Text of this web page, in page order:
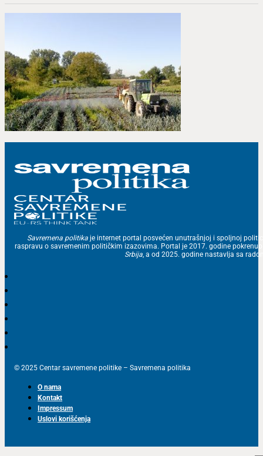
Savremena politika je internet portal posvećen unutrašnjoj i spoljnoj
raspravu o savremenim političkim izazovima. Portal je 2017. godine
Srbija, a od 2025. godine nastavlja sa
© 2025 Centar savremene politike – Savremena politika
O nama
Kontakt
Impressum
Uslovi korišćenja